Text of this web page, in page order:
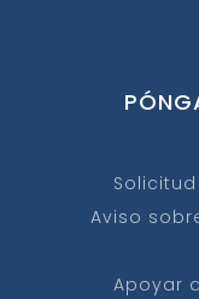
Aviso
Apoyar